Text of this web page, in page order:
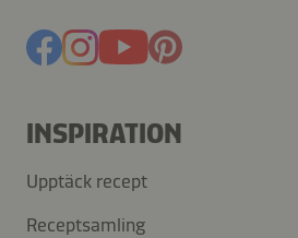
INSPIRATION
Upptäck recept
Receptsamling